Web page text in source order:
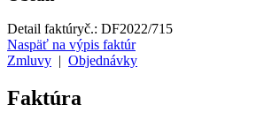
Detail faktúryč.: DF2022/715
Naspäť na výpis faktúr
Zmluvy
Objednávky
Faktúra